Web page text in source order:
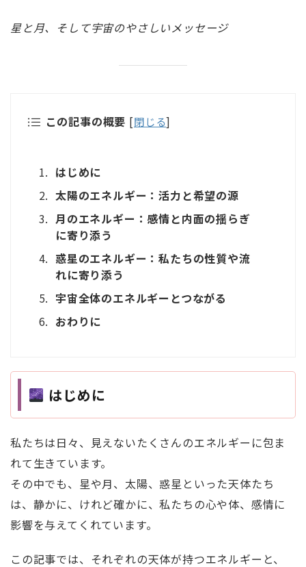
星と月、そして宇宙のやさしいメッセージ
この記事の概要 [閉じる]
はじめに
太陽のエネルギー：活力と希望の源
月のエネルギー：感情と内面の揺らぎ
に寄り添う
惑星のエネルギー：私たちの性質や流
れに寄り添う
宇宙全体のエネルギーとつながる
おわりに
はじめに
私たちは日々、見えないたくさんのエネルギーに包ま
れて生きています。
その中でも、星や月、太陽、惑星といった天体たち
は、静かに、けれど確かに、私たちの心や体、感情に
影響を与えてくれています。
この記事では、それぞれの天体が持つエネルギーと、